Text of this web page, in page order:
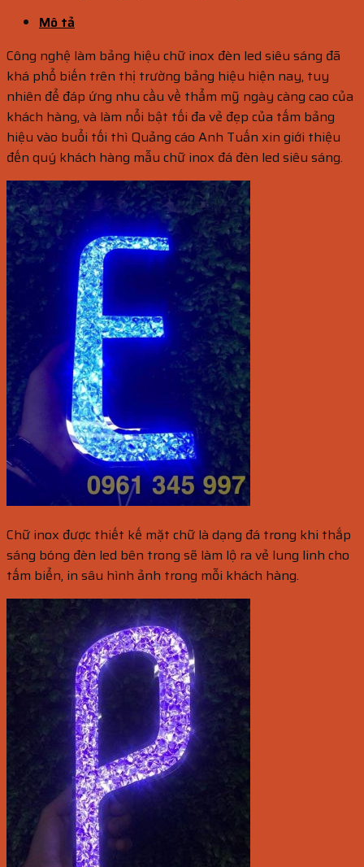
Mô tả
Công nghệ làm bảng hiệu chữ inox đèn led siêu sáng đã
khá phổ biến trên thị trường bảng hiệu hiện nay, tuy
nhiên để đáp ứng nhu cầu về thẩm mỹ ngày càng cao của
khách hàng, và làm nổi bật tối đa vẻ đẹp của tấm bảng
hiệu vào buổi tối thì Quảng cáo Anh Tuấn xin giới thiệu
đến quý khách hàng mẫu chữ inox đá đèn led siêu sáng.
Chữ inox được thiết kế mặt chữ là dạng đá trong khi thắp
sáng bóng đèn led bên trong sẽ làm lộ ra vẻ lung linh cho
tấm biển, in sâu hình ảnh trong mỗi khách hàng.